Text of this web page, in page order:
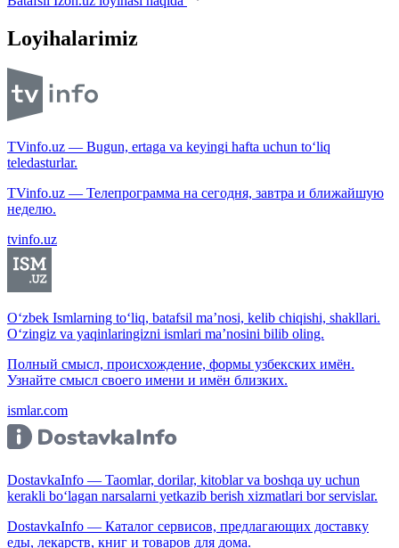
Loyihalarimiz
TVinfo.uz — Bugun, ertaga va keyingi hafta uchun to‘liq
teledasturlar.
TVinfo.uz — Телепрограмма на сегодня, завтра и ближайшую
неделю.
tvinfo.uz
O‘zbek Ismlarning to‘liq, batafsil ma’nosi, kelib chiqishi, shakllari.
O‘zingiz va yaqinlaringizni ismlari ma’nosini bilib oling.
Полный смысл, происхождение, формы узбекских имён.
Узнайте смысл своего имени и имён близких.
ismlar.com
DostavkaInfo — Taomlar, dorilar, kitoblar va boshqa uy uchun
kerakli bo‘lagan narsalarni yetkazib berish xizmatlari bor servislar.
DostavkaInfo — Каталог сервисов, предлагающих доставку
еды, лекарств, книг и товаров для дома.